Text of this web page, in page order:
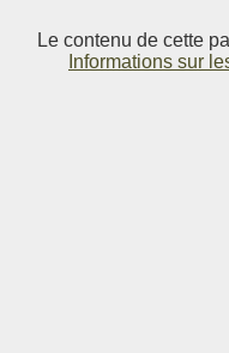
Le contenu de cette
Informations sur